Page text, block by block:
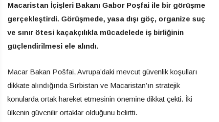
Macaristan İçişleri Bakanı Gabor Poşfai ile bir görüşme
gerçekleştirdi. Görüşmede, yasa dışı göç, organize suç
ve sınır ötesi kaçakçılıkla mücadelede iş birliğinin
güçlendirilmesi ele alındı.
Macar Bakan Pošfai, Avrupa’daki mevcut güvenlik koşulları
dikkate alındığında Sırbistan ve Macaristan’ın stratejik
konularda ortak hareket etmesinin önemine dikkat çekti. İki
ülkenin güvenilir ortaklar olduğunu belirtti.